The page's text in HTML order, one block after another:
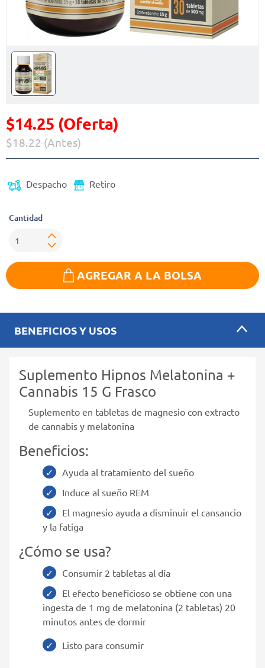
$14.25 (Oferta)
Precio reducido de
$18.22(Antes)
Despacho Retiro
Cantidad
AGREGAR A LA BOLSA
BENEFICIOS Y USOS
Suplemento Hipnos Melatonina +
Cannabis 15 G Frasco
Suplemento en tabletas de magnesio con extracto
de cannabis y melatonina
Beneficios:
Ayuda al tratamiento del sueño
Induce al sueño REM
El magnesio ayuda a disminuir el cansancio
y la fatiga
¿Cómo se usa?
Consumir 2 tabletas al día
El efecto beneficioso se obtiene con una
ingesta de 1 mg de melatonina (2 tabletas) 20
minutos antes de dormir
Listo para consumir